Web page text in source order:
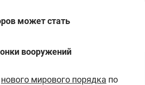
может стать
вооружений
нового мирового порядка по